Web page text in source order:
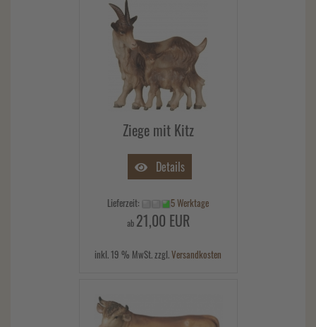
Ziege mit Kitz
Details
Lieferzeit: 5 Werktage
ab 21,00 EUR
inkl. 19 % MwSt. zzgl.Versandkosten